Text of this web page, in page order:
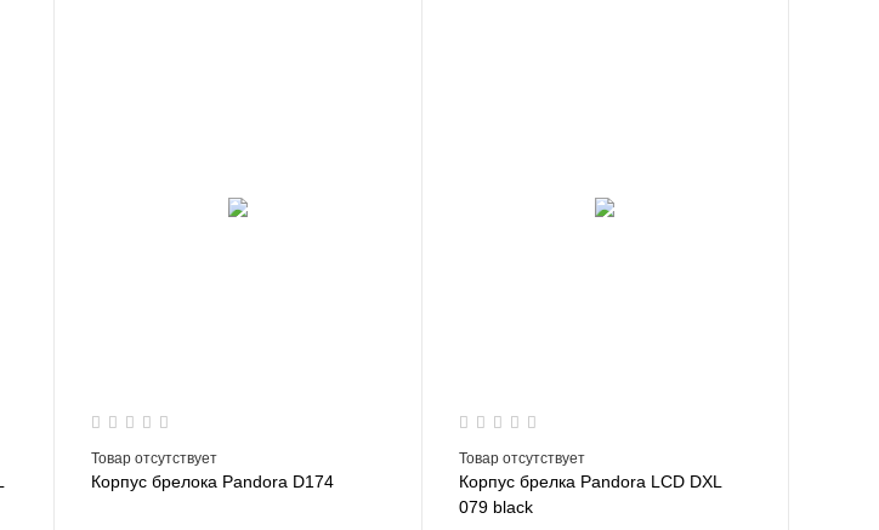
Товар отсутствует
Корпус брелока Pandora D174
Товар отсутствует
Корпус брелка Pandora LCD DXL
079 black